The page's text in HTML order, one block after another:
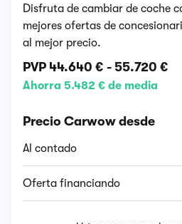
Disfruta de cambiar de coche
mejores ofertas de
al mejor precio.
PVP 44.640 € - 55.720 €
Ahorra 5.482 € de media
Precio Carwow desde
Al contado
Oferta financiando